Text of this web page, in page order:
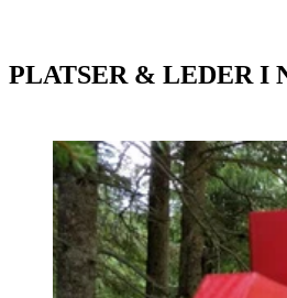
PLATSER & LEDER I